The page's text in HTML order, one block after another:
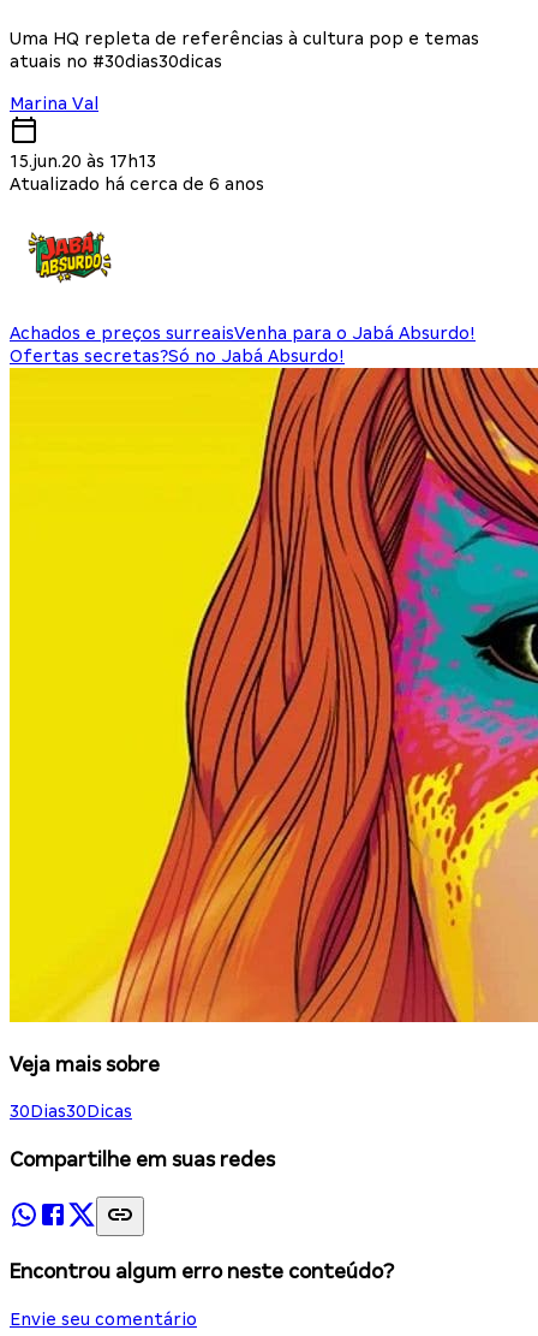
Uma HQ repleta de referências à cultura pop e temas
atuais no #30dias30dicas
Marina Val
15.jun.20 às 17h13
Atualizado há cerca de 6 anos
Achados e preços surreaisVenha para o Jabá Absurdo!
Ofertas secretas?Só no Jabá Absurdo!
Veja mais sobre
30Dias30Dicas
Compartilhe em suas redes
Encontrou algum erro neste conteúdo?
Envie seu comentário